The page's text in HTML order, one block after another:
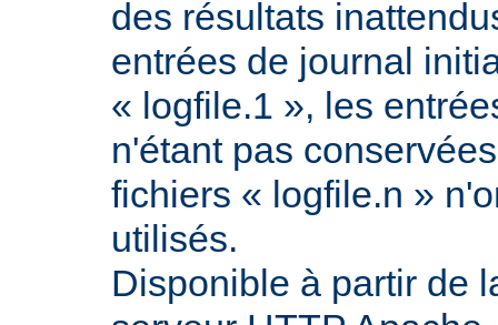
des résultats
entrées de journal
« logfile.1 », les
n'étant pas
fichiers « logfile.n »
utilisés.
Disponible à partir de